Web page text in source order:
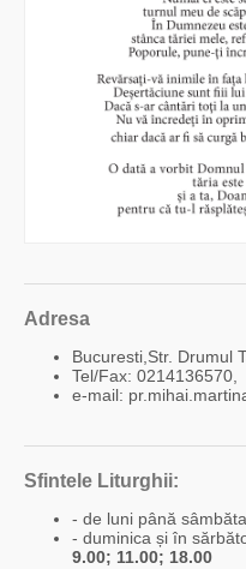
Adresa
Bucuresti,Str. Drumul
Tel/Fax: 0214136570,
e-mail:
Sfintele Liturghii:
- de luni până
- duminica și în
9.00; 11.00; 18.00